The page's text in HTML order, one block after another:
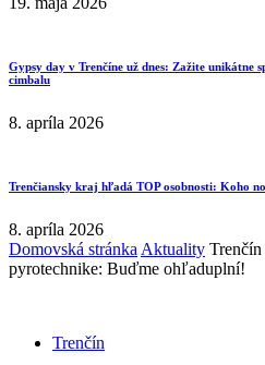
Gypsy day v Trenčíne už dnes: Zažite unikátne
cimbalu
8. apríla 2026
Trenčiansky kraj hľadá TOP osobnosti: Koho
8. apríla 2026
Domovská stránka Aktuality
pyrotechnike: Buďme ohľaduplní!
Trenčín